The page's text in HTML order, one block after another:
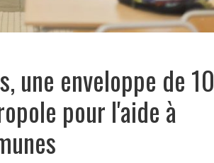
une enveloppe de 10
pour l'aide à